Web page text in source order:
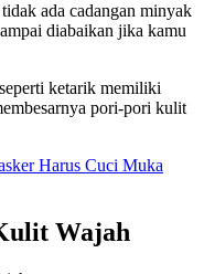
ada cadangan minyak
diabaikan jika kamu
ketarik memiliki
pori-pori kulit
Harus Cuci Muka
Wajah